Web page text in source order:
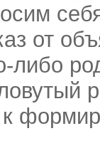
от
либо
к